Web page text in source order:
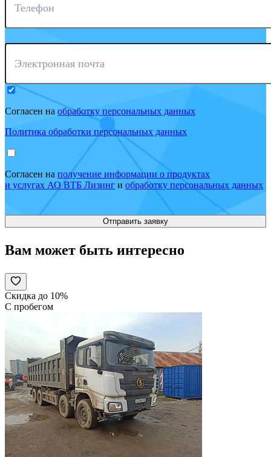
Телефон
Электронная почта
Согласен на обработку персональных данных
Политика обработки персональных данных
Согласен на получение информации о продуктах
и услугах АО ВТБ Лизинг и обработку персональных данных
Вам может быть интересно
Скидка до 10%
С пробегом